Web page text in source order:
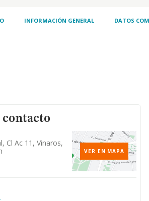
INFORMACIÓN GENERAL DATOS
Cl Ac 11, Vinaros,
VER EN MAPA